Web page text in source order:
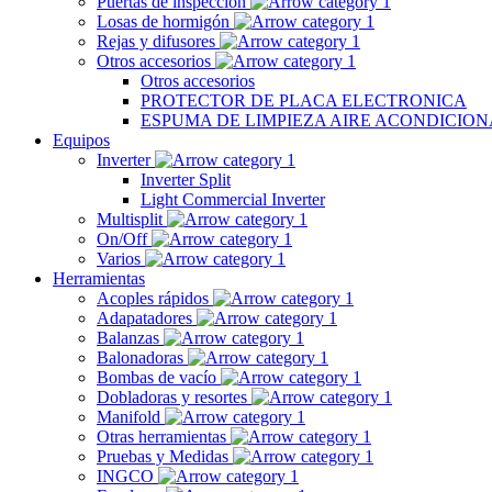
Losas de hormigón
Rejas y difusores
Otros accesorios
Otros accesorios
PROTECTOR DE PLACA ELECTRONICA
ESPUMA DE LIMPIEZA AIRE
Equipos
Inverter
Inverter Split
Light Commercial Inverter
Multisplit
On/Off
Varios
Herramientas
Acoples rápidos
Adapatadores
Balanzas
Balonadoras
Bombas de vacío
Dobladoras y resortes
Manifold
Otras herramientas
Pruebas y Medidas
INGCO